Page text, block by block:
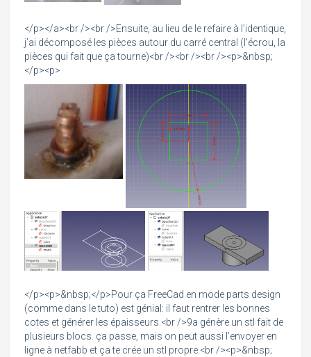
</p></a><br /><br />Ensuite, au lieu de le refaire à l’identique,
j’ai décomposé les pièces autour du carré central (l’écrou, la
pièces qui fait que ça tourne)<br /><br /><br /><p>&nbsp;
</p><p>
</p><p>&nbsp;</p>Pour ça FreeCad en mode parts design
(comme dans le tuto) est génial: il faut rentrer les bonnes
cotes et générer les épaisseurs.<br />9a génère un stl fait de
plusieurs blocs. ça passe, mais on peut aussi l’envoyer en
ligne à netfabb et ça te crée un stl propre.<br /><p>&nbsp;